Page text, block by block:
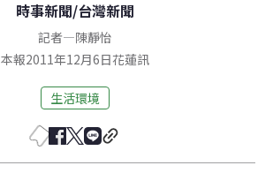
時事新聞/台灣新聞
記者—陳靜怡
本報2011年12月6日花蓮訊
生活環境